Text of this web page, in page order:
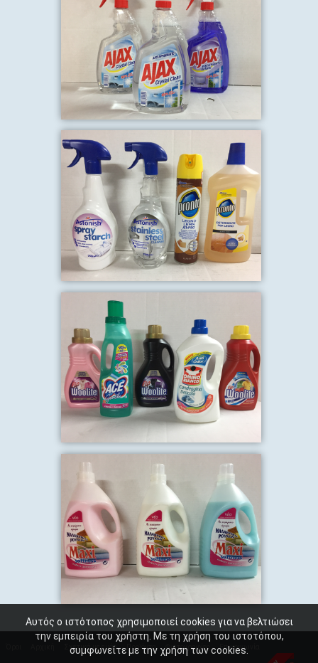
Σχετικά με εμάς Προϊόντα Φωτογραφίες Επικοινωνία
Αυτός ο ιστότοπος χρησιμοποιεί cookies για να βελτιώσει
την εμπειρία του χρήστη. Με τη χρήση του ιστοτόπου,
συμφωνείτε με την χρήση των cookies.